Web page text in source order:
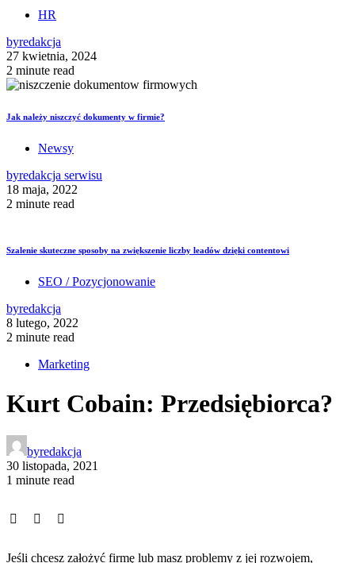
HR
byredakcja
27 kwietnia, 2024
2 minute read
Jak należy niszczyć dokumenty w firmie?
Newsy
byredakcja serwisu
18 maja, 2022
2 minute read
Szalenie skuteczne sposoby na zwiększenie liczby leadów dzięki contentowi
SEO / Pozycjonowanie
byredakcja
8 lutego, 2022
2 minute read
Marketing
Kurt Cobain: Przedsiębiorca?
byredakcja
30 listopada, 2021
1 minute read
Jeśli chcesz założyć firmę lub masz problemy z jej rozwojem,